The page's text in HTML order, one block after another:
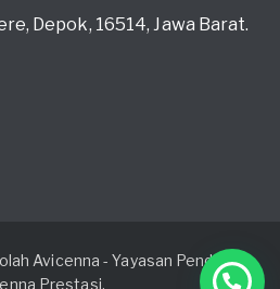
Depok, 16514, Jawa Barat.
Avicenna - Yayasan Pendidikan
Prestasi.